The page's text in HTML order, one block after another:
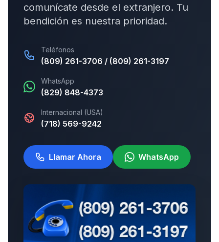
comunícate desde el extranjero. Tu
bendición es nuestra prioridad.
Teléfonos
(809) 261-3706 / (809) 261-3197
WhatsApp
(829) 848-4373
Internacional (USA)
(718) 569-9242
Llamar Ahora WhatsApp